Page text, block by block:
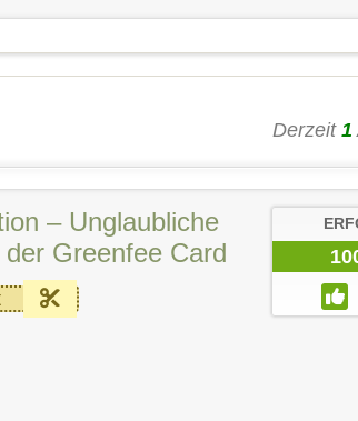
Derzeit 1
– Unglaubliche
Greenfee Card